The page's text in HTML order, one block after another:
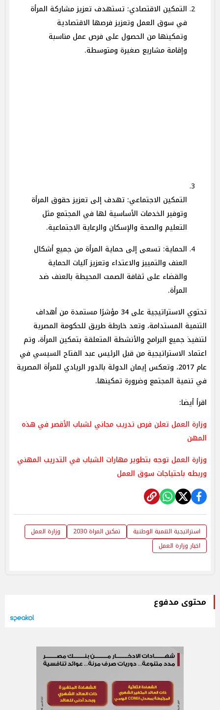
التمكين الاقتصادي: تستهدف تعزيز مشاركة المرأة
في سوق العمل وتعزيز فرصها الاقتصادية
وتمكينها من الحصول على فرص عمل مناسبة
وإقامة مشاريع صغيرة ومتوسطة.
التمكين الاجتماعي: تهدف إلى تعزيز حقوق المرأة
وتوفير الخدمات الأساسية لها في المجتمع مثل
التعليم والصحة والإسكان والرعاية الاجتماعية.
الحماية: تسعى إلى حماية المرأة من جميع أشكال
العنف والتمييز والاعتداء وتعزيز آليات الحماية
والقضاء على ثقافة الصمت المحيطة بالعنف ضد
المرأة.
تحتوي الاستراتيجية على 34 مؤشرًا مستمدة من أهداف
التنمية المستدامة، وتعد خارطة طريق للحكومة المصرية
لتنفيذ جميع البرامج والأنشطة المتعلقة بتمكين المرأة، وتم
اعتماد الاستراتيجية من قبل الرئيس عبد الفتاح السيسي في
عام 2017، وتعكس إيمان الدولة بالدور الريادي للمرأة المصرية
في تنمية المجتمع وضرورة تمكينها.
اقرأ أيضا:
وزارة العمل تعلن فرص تدريب مجاني لشباب الأقصر في هذه
المهن
وزارة العمل توجه بتطوير مهارات الشباب في التدريب المهني
وربطه باحتياجات سوق العمل
استراتيجية التنمية الوطنية تمكين المراة 2030
وزارة العمل
اخبار وزارة العمل
محتوى مدفوع